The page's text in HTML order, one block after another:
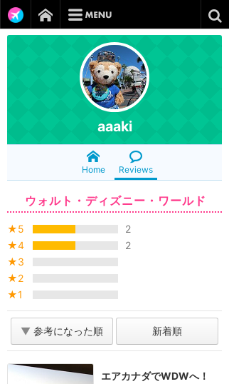
aaaki
Home Reviews
ウォルト・ディズニー・ワールド
★5
2
★4
2
★3
★2
★1
▼ 参考になった順 新着順
エアカナダでWDWへ！